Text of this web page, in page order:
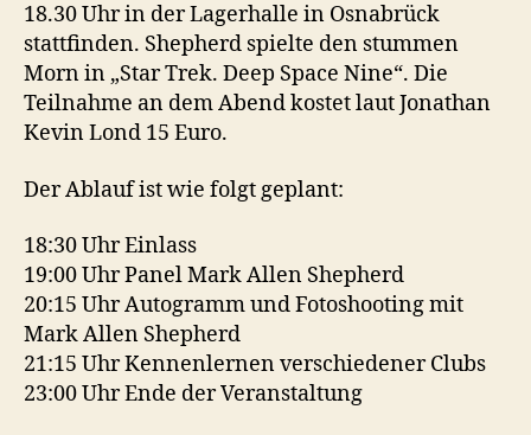
18.30 Uhr in der Lagerhalle in Osnabrück
stattfinden. Shepherd spielte den stummen
Morn in „Star Trek. Deep Space Nine“. Die
Teilnahme an dem Abend kostet laut Jonathan
Kevin Lond 15 Euro.
Der Ablauf ist wie folgt geplant:
18:30 Uhr Einlass
19:00 Uhr Panel Mark Allen Shepherd
20:15 Uhr Autogramm und Fotoshooting mit
Mark Allen Shepherd
21:15 Uhr Kennenlernen verschiedener Clubs
23:00 Uhr Ende der Veranstaltung